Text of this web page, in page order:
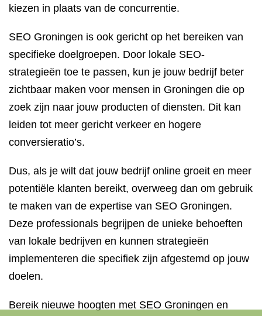
kiezen in plaats van de concurrentie.
SEO Groningen is ook gericht op het bereiken van
specifieke doelgroepen. Door lokale SEO-
strategieën toe te passen, kun je jouw bedrijf beter
zichtbaar maken voor mensen in Groningen die op
zoek zijn naar jouw producten of diensten. Dit kan
leiden tot meer gericht verkeer en hogere
conversieratio’s.
Dus, als je wilt dat jouw bedrijf online groeit en meer
potentiële klanten bereikt, overweeg dan om gebruik
te maken van de expertise van SEO Groningen.
Deze professionals begrijpen de unieke behoeften
van lokale bedrijven en kunnen strategieën
implementeren die specifiek zijn afgestemd op jouw
doelen.
Bereik nieuwe hoogten met SEO Groningen en